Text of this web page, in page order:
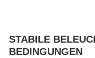
STABILE
BEDINGUNGEN